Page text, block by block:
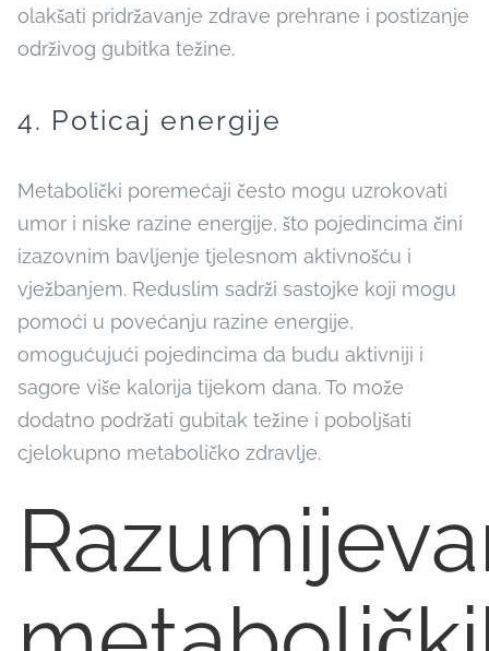
olakšati pridržavanje zdrave prehrane i postizanje
održivog gubitka težine.
4. Poticaj energije
Metabolički poremećaji često mogu uzrokovati
umor i niske razine energije, što pojedincima čini
izazovnim bavljenje tjelesnom aktivnošću i
vježbanjem. Reduslim sadrži sastojke koji mogu
pomoći u povećanju razine energije,
omogućujući pojedincima da budu aktivniji i
sagore više kalorija tijekom dana. To može
dodatno podržati gubitak težine i poboljšati
cjelokupno metaboličko zdravlje.